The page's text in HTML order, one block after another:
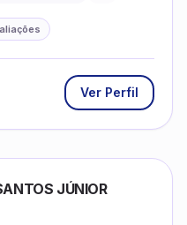
Ver Perfil
JÚNIOR